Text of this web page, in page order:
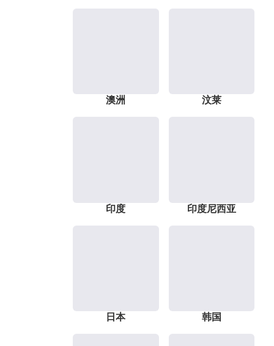
澳洲 汶莱
印度 印度尼西亚
日本 韩国